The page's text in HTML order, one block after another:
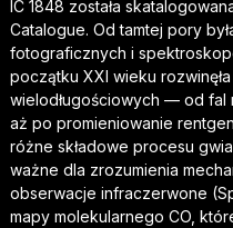
IC 1848 została
Catalogue. Od tamtej pory
fotograficznych i
początku XXI wieku
wielodługościowych — od fal
aż po promieniowanie
różne składowe procesu
ważne dla zrozumienia
obserwacje infraczerwone
mapy molekularnego CO,